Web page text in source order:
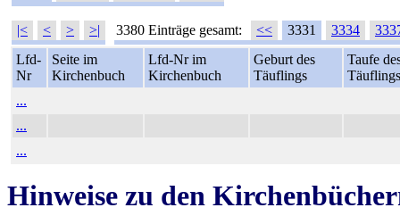
|< < > >| 3380 Einträge gesamt: << 3331 3334
Lfd-
Nr
Seite im
Kirchenbuch
Lfd-Nr im
Kirchenbuch
Geburt des
Täuflings
Taufe
Täuflings
...
...
...
Hinweise zu den